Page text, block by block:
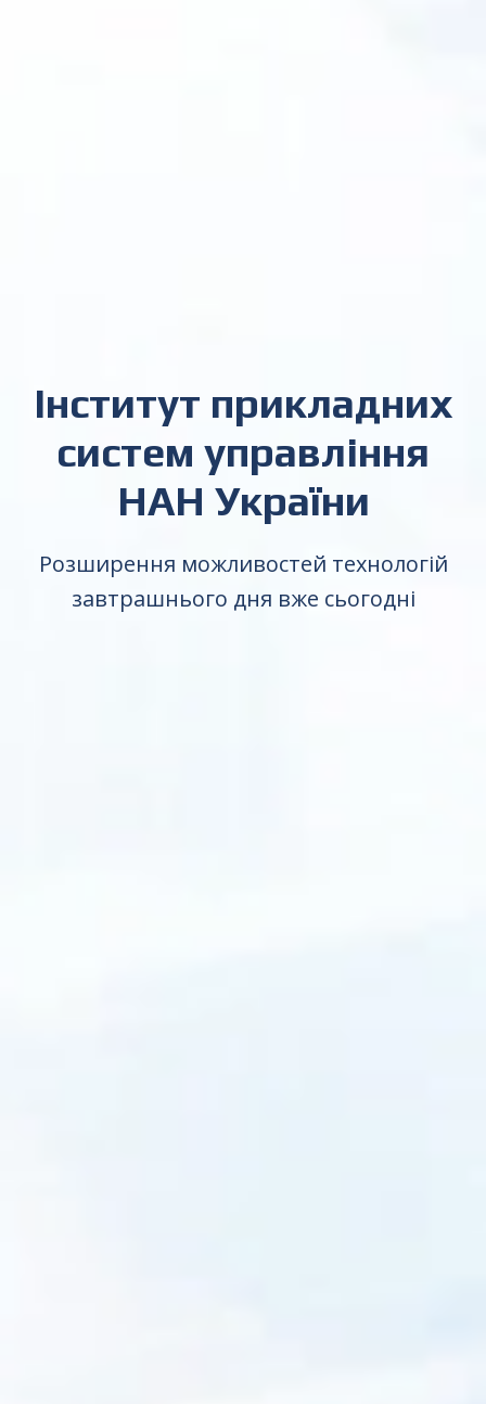
Інститут прикладних
систем управління
НАН України
Розширення можливостей технологій
завтрашнього дня вже сьогодні